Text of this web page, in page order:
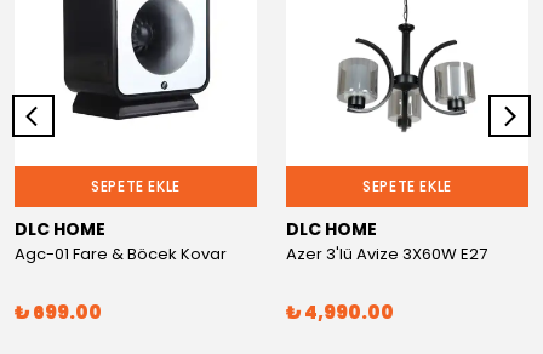
SEPETE EKLE
DLC HOME
Agc-01 Fare & Böcek Kovar
₺ 699.00
SEPETE EKLE
DLC HOME
Azer 3'lü Avize 3X60W E27
₺ 4,990.00